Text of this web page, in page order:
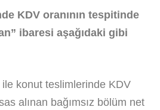
KDV oranının tespitinde
ibaresi aşağıdaki gibi
konut teslimlerinde KDV
alınan bağımsız bölüm net